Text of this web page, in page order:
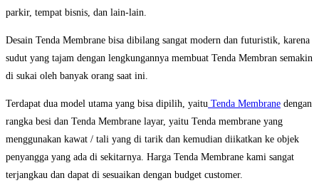
parkir, tempat bisnis, dan lain-lain.
Desain Tenda Membrane bisa dibilang sangat modern dan futuristik, karena
sudut yang tajam dengan lengkungannya membuat Tenda Membran semakin
di sukai oleh banyak orang saat ini.
Terdapat dua model utama yang bisa dipilih, yaitu Tenda Membrane dengan
rangka besi dan Tenda Membrane layar, yaitu Tenda membrane yang
menggunakan kawat / tali yang di tarik dan kemudian diikatkan ke objek
penyangga yang ada di sekitarnya. Harga Tenda Membrane kami sangat
terjangkau dan dapat di sesuaikan dengan budget customer.